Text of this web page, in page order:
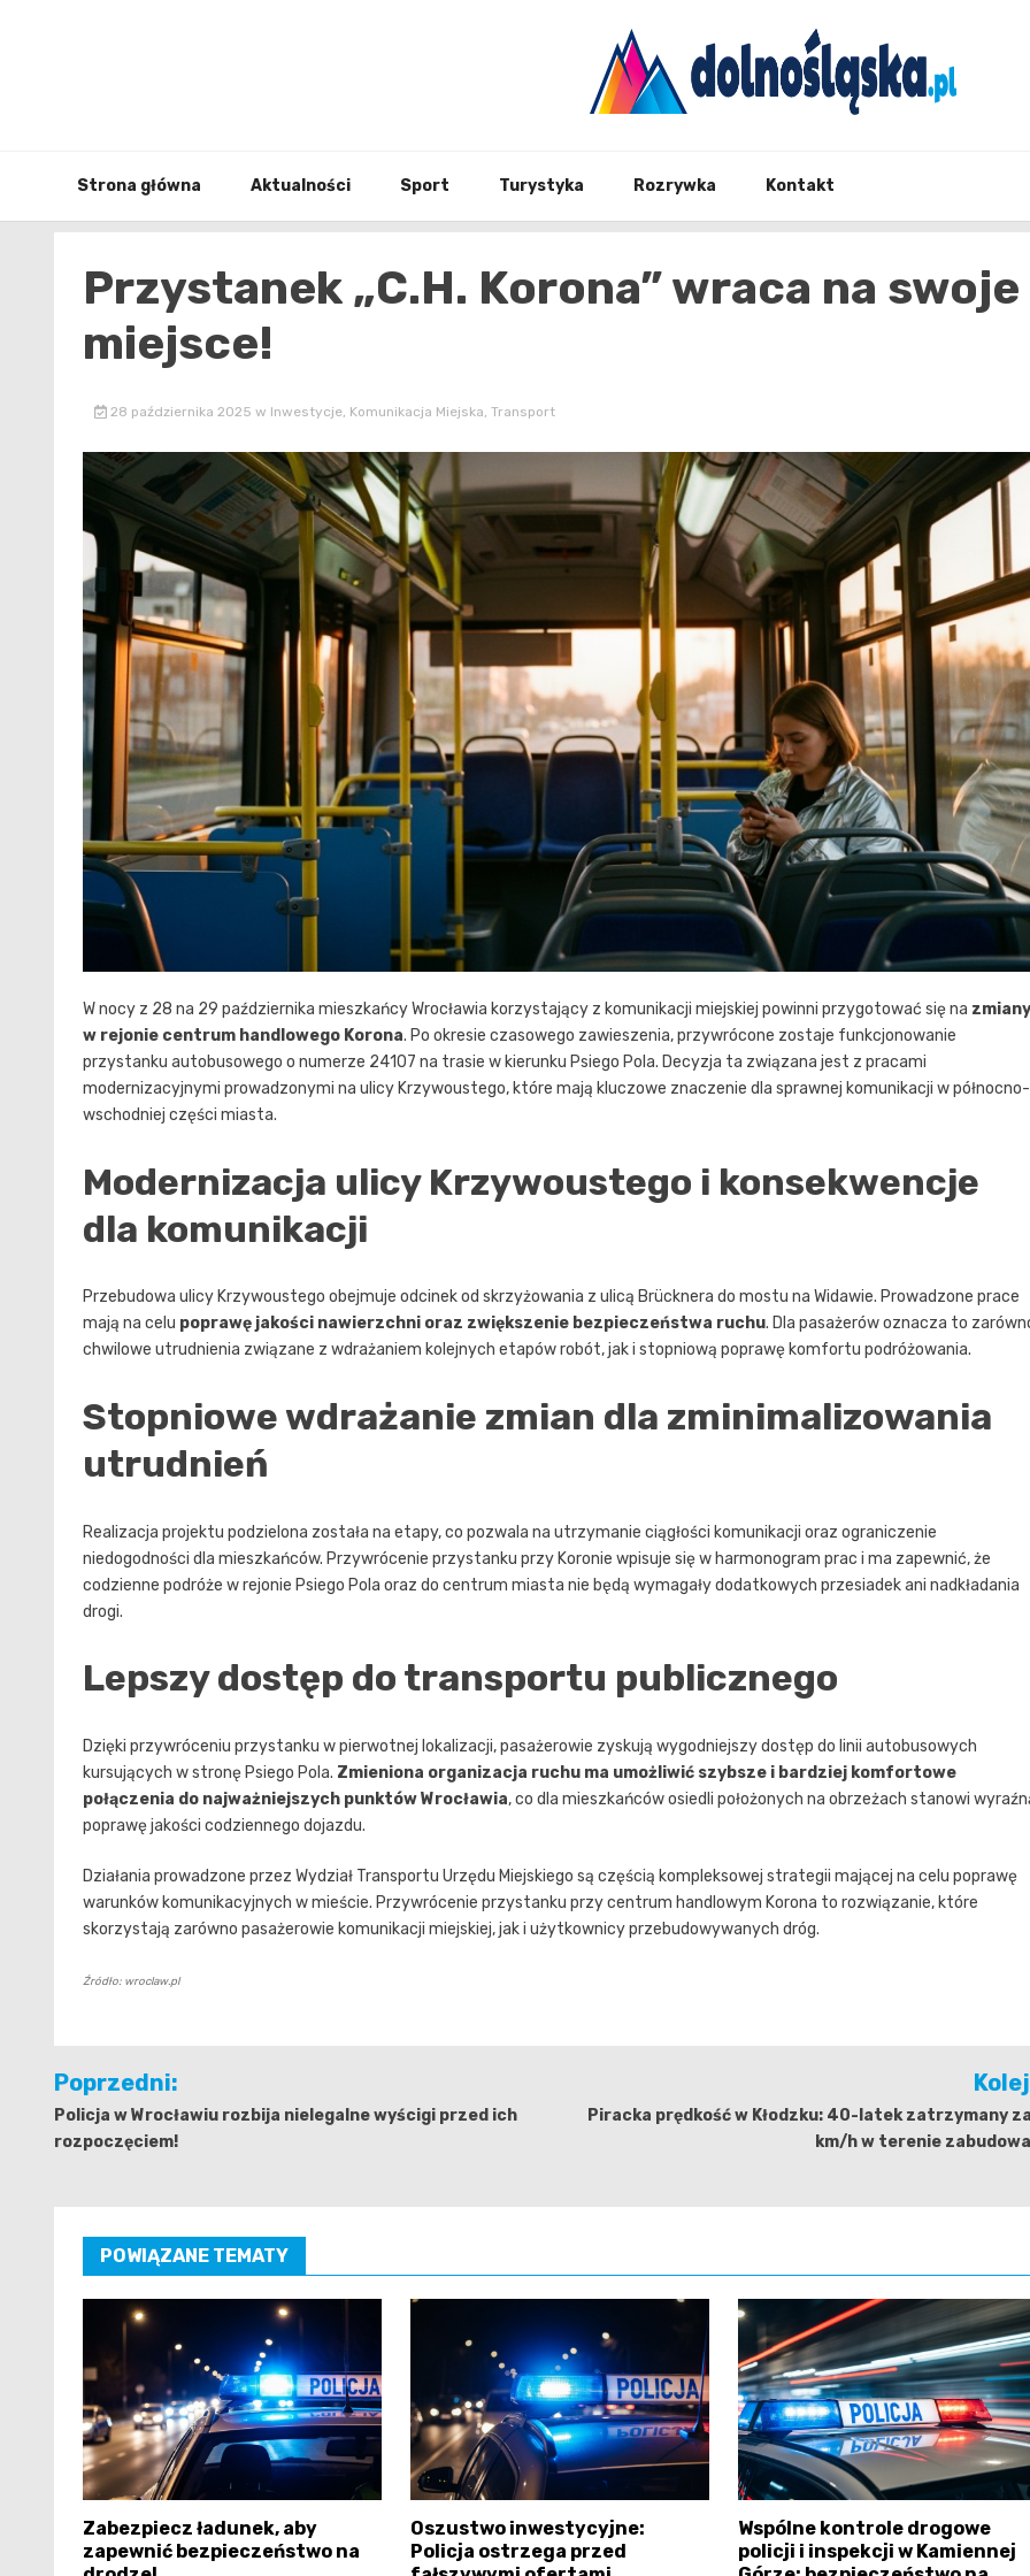
Strona główna Aktualności Sport Turystyka Rozrywka Kontakt
Przystanek „C.H. Korona” wraca na swoje
miejsce!
28 października 2025 w Inwestycje, Komunikacja Miejska, Transport
W nocy z 28 na 29 października mieszkańcy Wrocławia korzystający z komunikacji miejskiej powinni przygotować się na zmiany
w rejonie centrum handlowego Korona. Po okresie czasowego zawieszenia, przywrócone zostaje funkcjonowanie
przystanku autobusowego o numerze 24107 na trasie w kierunku Psiego Pola. Decyzja ta związana jest z pracami
modernizacyjnymi prowadzonymi na ulicy Krzywoustego, które mają kluczowe znaczenie dla sprawnej komunikacji w północno-
wschodniej części miasta.
Modernizacja ulicy Krzywoustego i konsekwencje
dla komunikacji
Przebudowa ulicy Krzywoustego obejmuje odcinek od skrzyżowania z ulicą Brücknera do mostu na Widawie. Prowadzone prace
mają na celu poprawę jakości nawierzchni oraz zwiększenie bezpieczeństwa ruchu. Dla pasażerów oznacza to
chwilowe utrudnienia związane z wdrażaniem kolejnych etapów robót, jak i stopniową poprawę komfortu podróżowania.
Stopniowe wdrażanie zmian dla zminimalizowania
utrudnień
Realizacja projektu podzielona została na etapy, co pozwala na utrzymanie ciągłości komunikacji oraz ograniczenie
niedogodności dla mieszkańców. Przywrócenie przystanku przy Koronie wpisuje się w harmonogram prac i ma zapewnić, że
codzienne podróże w rejonie Psiego Pola oraz do centrum miasta nie będą wymagały dodatkowych przesiadek ani nadkładania
drogi.
Lepszy dostęp do transportu publicznego
Dzięki przywróceniu przystanku w pierwotnej lokalizacji, pasażerowie zyskują wygodniejszy dostęp do linii autobusowych
kursujących w stronę Psiego Pola. Zmieniona organizacja ruchu ma umożliwić szybsze i bardziej komfortowe
połączenia do najważniejszych punktów Wrocławia, co dla mieszkańców osiedli położonych na obrzeżach stanowi
poprawę jakości codziennego dojazdu.
Działania prowadzone przez Wydział Transportu Urzędu Miejskiego są częścią kompleksowej strategii mającej na celu poprawę
warunków komunikacyjnych w mieście. Przywrócenie przystanku przy centrum handlowym Korona to rozwiązanie, które
skorzystają zarówno pasażerowie komunikacji miejskiej, jak i użytkownicy przebudowywanych dróg.
Źródło: wroclaw.pl
Nawigacja
wpisu
Poprzedni:
Policja w Wrocławiu rozbija nielegalne wyścigi przed ich
rozpoczęciem!
Piracka prędkość w Kłodzku: 40-latek zatrzymany
km/h w terenie
POWIĄZANE TEMATY
Zabezpiecz ładunek, aby
zapewnić bezpieczeństwo na
Oszustwo inwestycyjne:
Policja ostrzega przed
Wspólne kontrole drogowe
policji i inspekcji w Kamiennej